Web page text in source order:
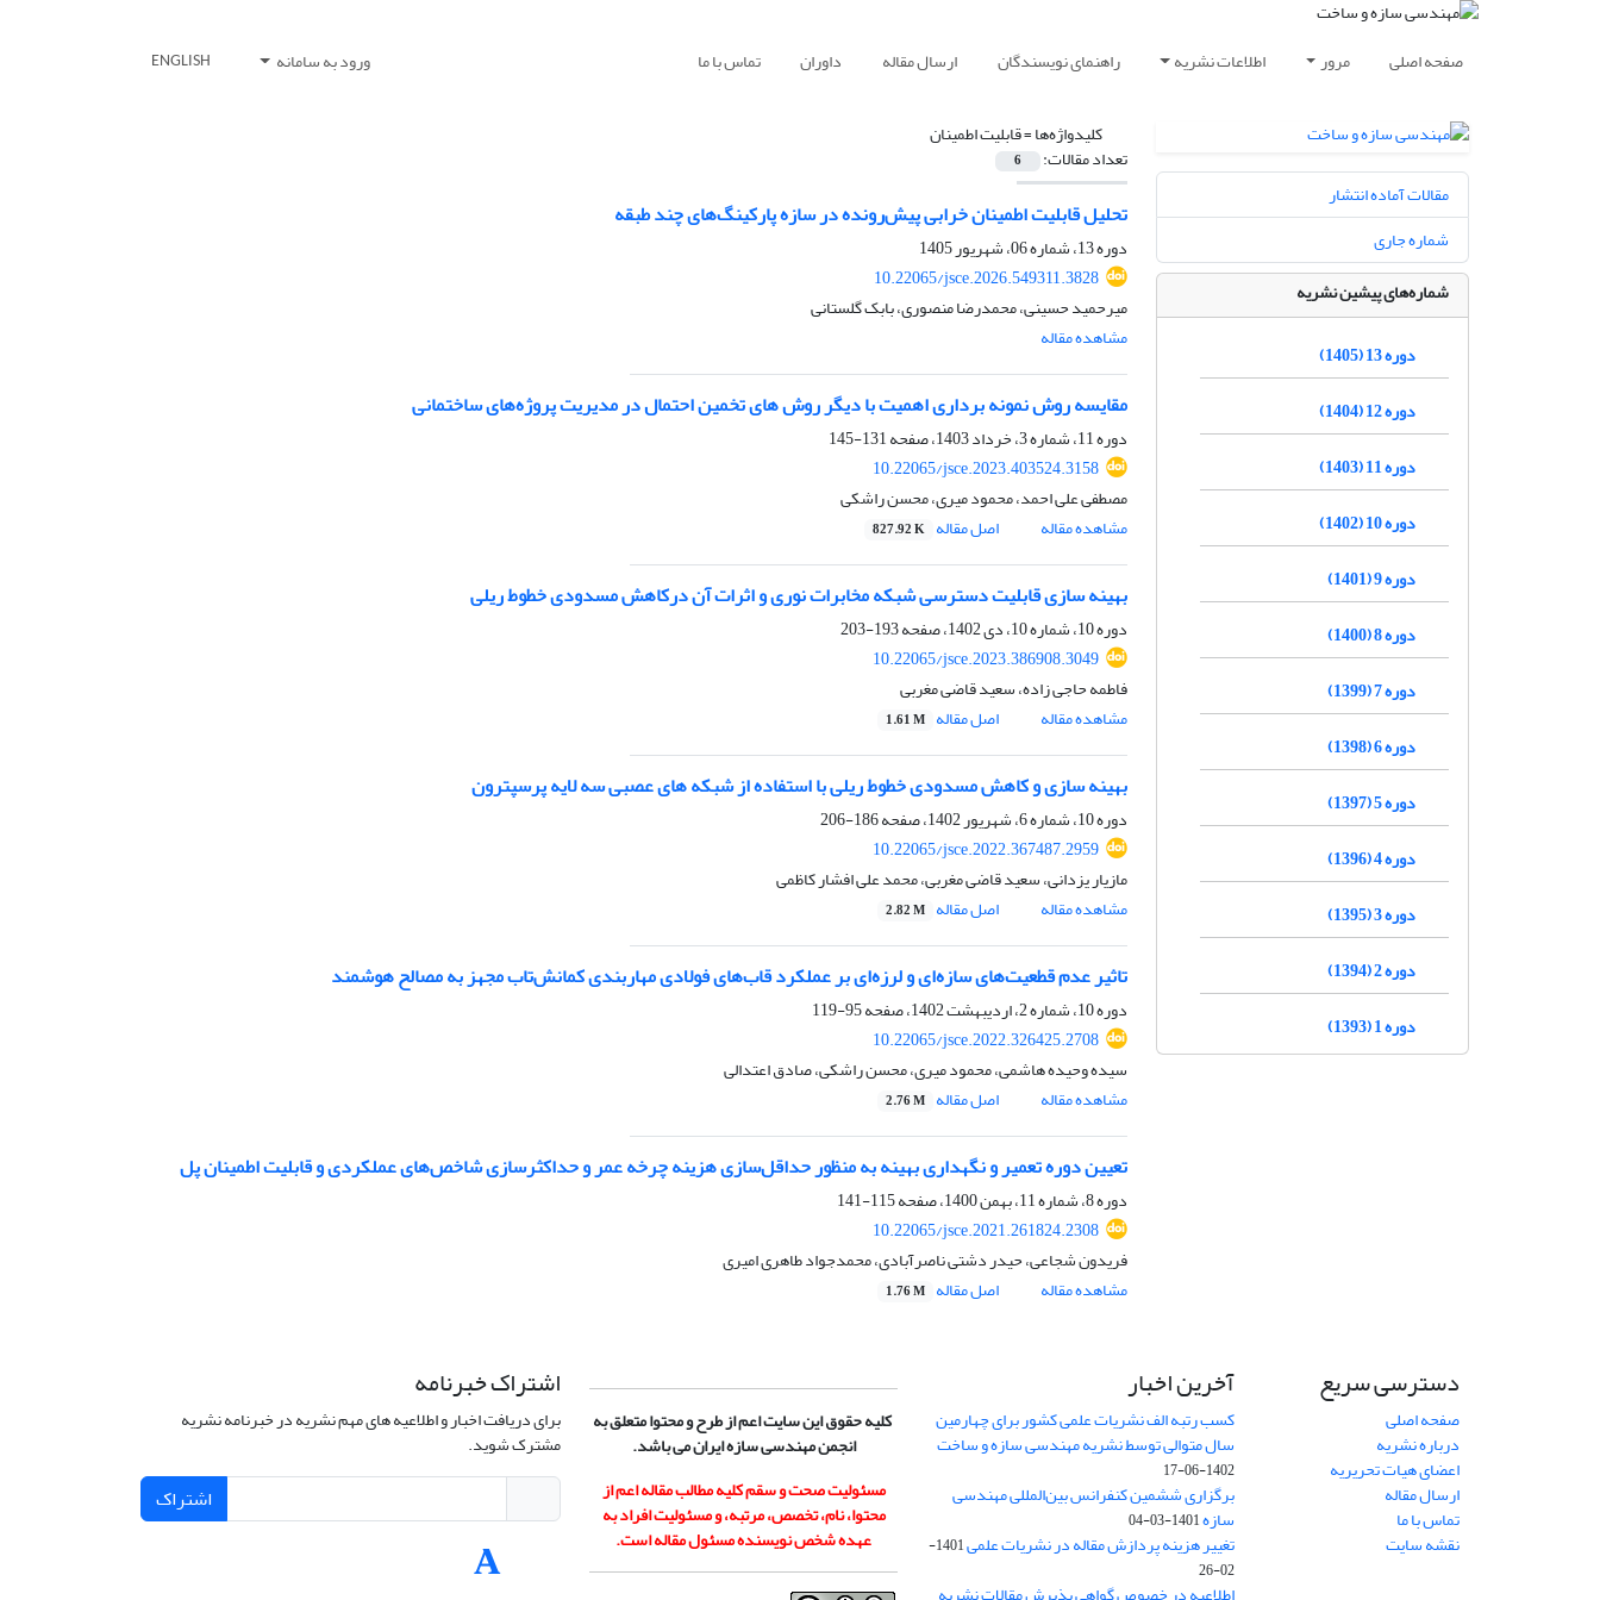
صفحه اصلی مرور اطلاعات نشریه راهنمای نویسندگان ارسال مقاله داوران تماس با ما ورود به سامانه ENGLISH
کلیدواژه‌ها =قابلیت اطمینان
تعداد مقالات: 6
تحلیل قابلیت اطمینان خرابی پیش‌رونده در سازه پارکینگ‌های چند طبقه
دوره 13، شماره 06، شهریور 1405
10.22065/jsce.2026.549311.3828
میرحمید حسینی، محمدرضا منصوری، بابک گلستانی
مشاهده مقاله
مقایسه روش نمونه برداری اهمیت با دیگر روش های تخمین احتمال در مدیریت پروژه‌های ساختمانی
دوره 11، شماره 3، خرداد 1403، صفحه
131-145
10.22065/jsce.2023.403524.3158
مصطفی علی احمد، محمود میری، محسن راشکی
مشاهده مقاله
اصل مقاله 827.92 K
بهینه سازی قابلیت دسترسی شبکه مخابرات نوری و اثرات آن درکاهش مسدودی خطوط ریلی
دوره 10، شماره 10، دی 1402، صفحه
193-203
10.22065/jsce.2023.386908.3049
فاطمه حاجی زاده، سعید قاضی مغربی
مشاهده مقاله
اصل مقاله 1.61 M
بهینه سازی و کاهش مسدودی خطوط ریلی با استفاده از شبکه های عصبی سه لایه پرسپترون
دوره 10، شماره 6، شهریور 1402، صفحه
186-206
10.22065/jsce.2022.367487.2959
مازیار یزدانی، سعید قاضی مغربی، محمد علی افشار کاظمی
مشاهده مقاله
اصل مقاله 2.82 M
تاثیر عدم قطعیت‌های سازه‌ای و لرزه‌ای بر عملکرد قاب‌های فولادی مهاربندی کمانش‌تاب مجهز به مصالح هوشمند
دوره 10، شماره 2، اردیبهشت 1402، صفحه
95-119
10.22065/jsce.2022.326425.2708
سیده وحیده هاشمی، محمود میری، محسن راشکی، صادق اعتدالی
مشاهده مقاله
اصل مقاله 2.76 M
تعیین دوره تعمیر و نگهداری بهینه به منظور حداقل‌سازی هزینه چرخه عمر و حداکثرسازی شاخص‌های عملکردی و قابلیت اطمینان پل
دوره 8، شماره 11، بهمن 1400، صفحه
115-141
10.22065/jsce.2021.261824.2308
فریدون شجاعی، حیدر دشتی ناصرآبادی، محمدجواد طاهری امیری
مشاهده مقاله
اصل مقاله 1.76 M
مقالات آماده انتشار
شماره جاری
شماره‌های پیشین نشریه
دوره 13 (1405)
دوره 12 (1404)
دوره 11 (1403)
دوره 10 (1402)
دوره 9 (1401)
دوره 8 (1400)
دوره 7 (1399)
دوره 6 (1398)
دوره 5 (1397)
دوره 4 (1396)
دوره 3 (1395)
دوره 2 (1394)
دوره 1 (1393)
دسترسی سریع
صفحه اصلی
درباره نشریه
اعضای هیات تحریریه
ارسال مقاله
تماس با ما
نقشه سایت
آخرین اخبار
کسب رتبه الف نشریات علمی کشور برای چهارمین
سال متوالی توسط نشریه مهندسی سازه و ساخت
1402-06-17
برگزاری ششمین کنفرانس بین‌المللی مهندسی
سازه1401-03-04
تغییر هزینه پردازش مقاله در نشریات علمی
1401-
02-26
کلیه حقوق این سایت اعم از طرح و محتوا متعلق به
انجمن مهندسی سازه ایران می باشد.
مسئولیت صحت و سقم کلیه مطالب مقاله اعم از
محتوا، نام، تخصص، مرتبه، و مسئولیت افراد به
عهده شخص نویسنده مسئول مقاله است.
اشتراک خبرنامه
برای دریافت اخبار و اطلاعیه های مهم نشریه در خبرنامه نشریه
مشترک شوید.
اشتراک